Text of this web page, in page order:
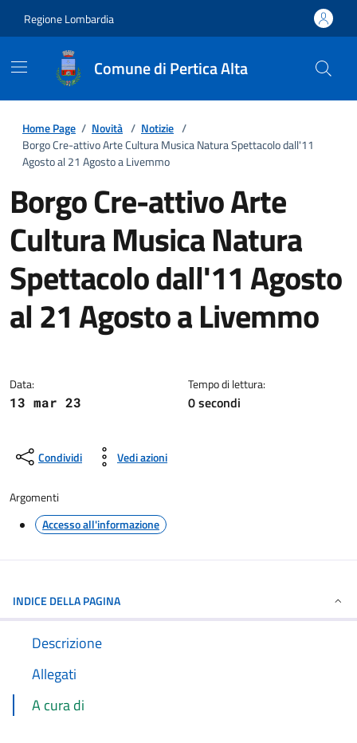
Regione Lombardia
Comune di Pertica Alta
Home Page / Novità / Notizie /
Borgo Cre-attivo Arte Cultura Musica Natura Spettacolo dall'11
Agosto al 21 Agosto a Livemmo
Borgo Cre-attivo Arte
Cultura Musica Natura
Spettacolo dall'11 Agosto
al 21 Agosto a Livemmo
Data:
13 mar 23
Tempo di lettura:
0 secondi
Condividi Vedi azioni
Argomenti
Accesso all'informazione
INDICE DELLA PAGINA
Descrizione
Allegati
A cura di